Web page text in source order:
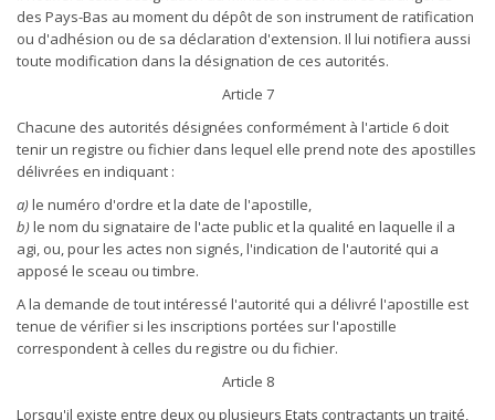
des Pays-Bas au moment du dépôt de son instrument de ratification
ou d'adhésion ou de sa déclaration d'extension. Il lui notifiera aussi
toute modification dans la désignation de ces autorités.
Article 7
Chacune des autorités désignées conformément à l'article 6 doit
tenir un registre ou fichier dans lequel elle prend note des apostilles
délivrées en indiquant :
a)le numéro d'ordre et la date de l'apostille,
b)le nom du signataire de l'acte public et la qualité en laquelle il a
agi, ou, pour les actes non signés, l'indication de l'autorité qui a
apposé le sceau ou timbre.
A la demande de tout intéressé l'autorité qui a délivré l'apostille est
tenue de vérifier si les inscriptions portées sur l'apostille
correspondent à celles du registre ou du fichier.
Article 8
Lorsqu'il existe entre deux ou plusieurs Etats contractants un traité,